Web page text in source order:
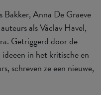
Bakker, Anna De Graeve
als Václav Havel,
Getriggerd door de
ideeën in het kritische en
schreven ze een nieuwe,